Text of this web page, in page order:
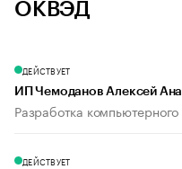
ОКВЭД
ДЕЙСТВУЕТ
ИП Чемоданов Алексей
Разработка
ДЕЙСТВУЕТ